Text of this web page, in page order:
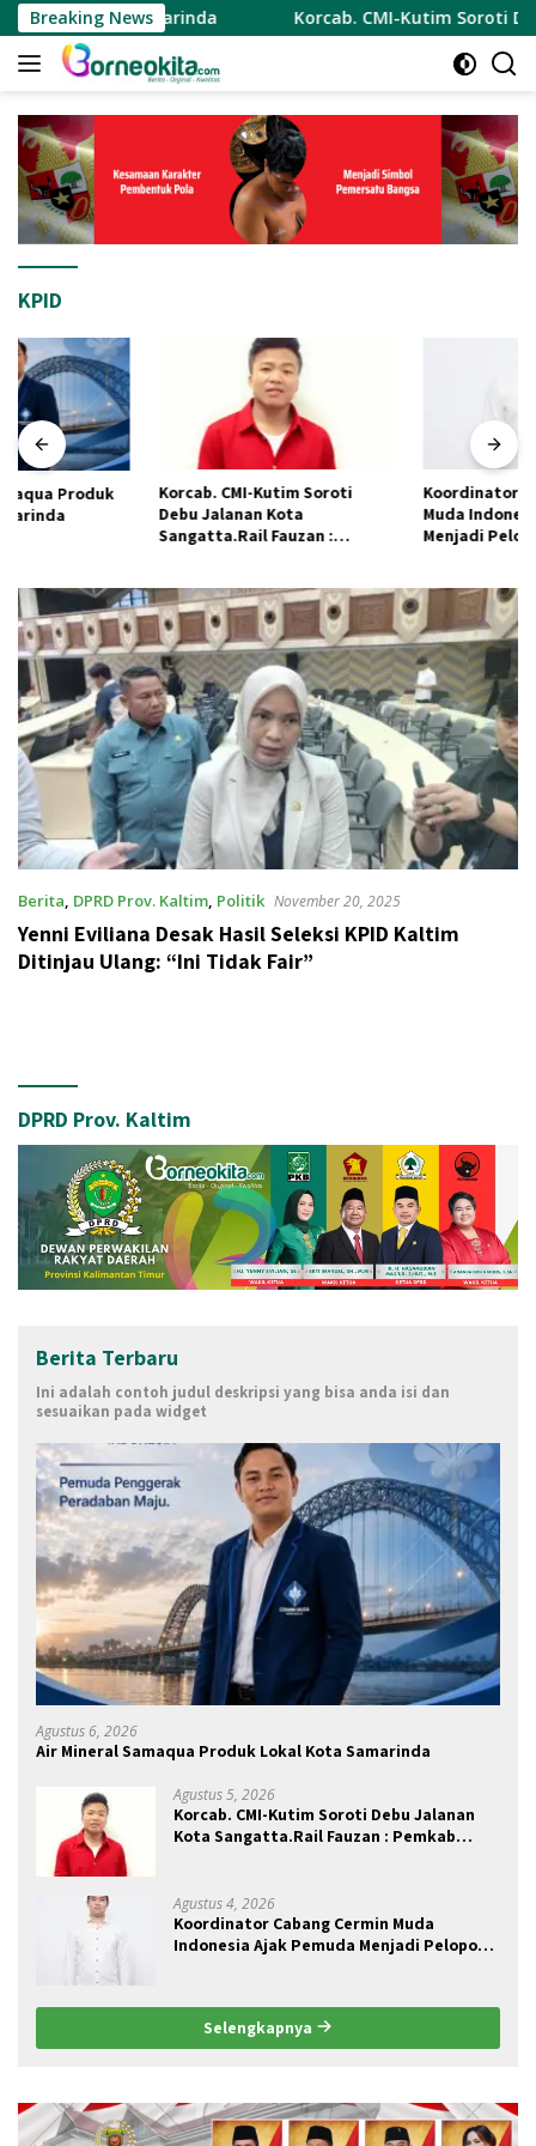
Langsung
ke
konten
Breaking News
Samarinda Korcab. CMI-Kutim Soroti Debu
KPID
Korcab. CMI-Kutim Soroti
Debu Jalanan Kota
Sangatta.Rail Fauzan :
Koordinator Cabang Cermin
Muda Indonesia Ajak Pemuda
Menjadi Pelopor Perubahan
Berita, DPRD Prov. Kaltim, Politik November 20, 2025
Yenni Eviliana Desak Hasil Seleksi KPID Kaltim
Ditinjau Ulang: “Ini Tidak Fair”
DPRD Prov. Kaltim
Berita Terbaru
Ini adalah contoh judul deskripsi yang bisa anda isi dan
sesuaikan pada widget
Agustus 6, 2026
Air Mineral Samaqua Produk Lokal Kota Samarinda
Agustus 5, 2026
Korcab. CMI-Kutim Soroti Debu Jalanan
Kota Sangatta.Rail Fauzan : Pemkab
Agustus 4, 2026
Koordinator Cabang Cermin Muda
Indonesia Ajak Pemuda Menjadi Pelopor
Selengkapnya